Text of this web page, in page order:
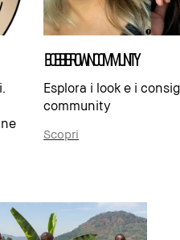
bobbi brown community
Esplora i look e i
community
Scopri